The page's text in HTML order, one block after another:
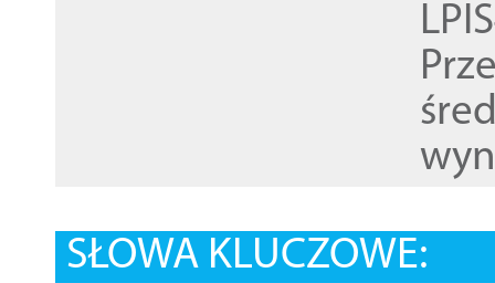
SŁOWA KLUCZOWE: